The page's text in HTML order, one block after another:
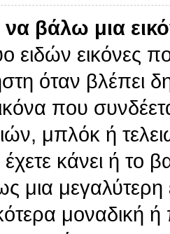
βάλω μια
ειδών εικόνες
όταν βλέπει
που
μπλόκ ή
έχετε κάνει ή
μια